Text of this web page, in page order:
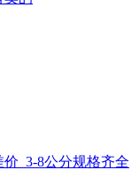
_3-8公分规格齐全